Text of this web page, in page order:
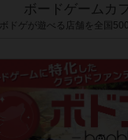
ボードゲームカ
ボドゲが遊べる店舗を全国